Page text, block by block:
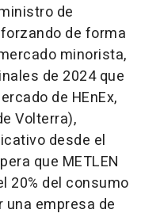
de
de forma
minorista,
de 2024 que
de HEnEx,
Volterra),
desde el
que METLEN
20% del consumo
una empresa de